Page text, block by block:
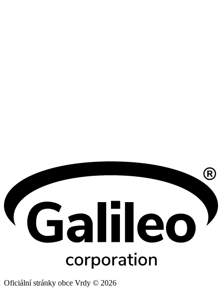
Oficiální stránky obce Vrdy © 2026